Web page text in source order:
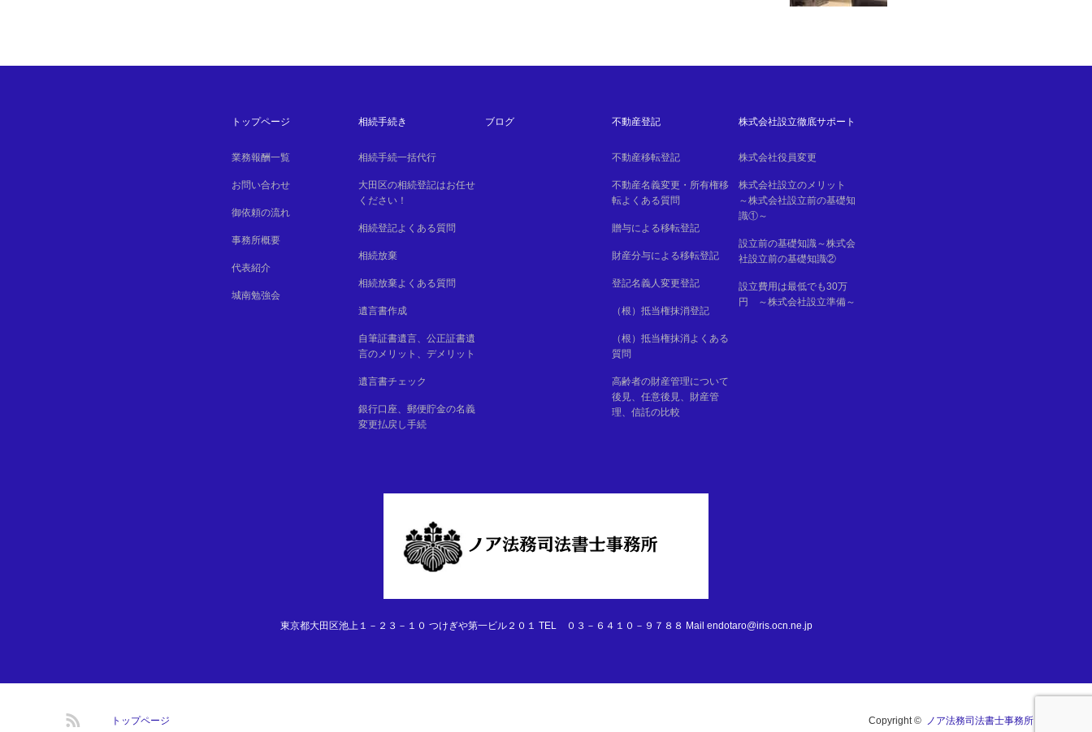
トップページ
業務報酬一覧
お問い合わせ
御依頼の流れ
事務所概要
代表紹介
城南勉強会
相続手続き
相続手続一括代行
大田区の相続登記はお任せ
ください！
相続登記よくある質問
相続放棄
相続放棄よくある質問
遺言書作成
自筆証書遺言、公正証書遺
言のメリット、デメリット
遺言書チェック
銀行口座、郵便貯金の名義
変更払戻し手続
ブログ 不動産登記
不動産移転登記
不動産名義変更・所有権移
転よくある質問
贈与による移転登記
財産分与による移転登記
登記名義人変更登記
（根）抵当権抹消登記
（根）抵当権抹消よくある
質問
高齢者の財産管理について
後見、任意後見、財産管
理、信託の比較
株式会社設立徹底サポート
株式会社役員変更
株式会社設立のメリット
～株式会社設立前の基礎知
識①～
設立前の基礎知識～株式会
社設立前の基礎知識②
設立費用は最低でも30万
円 ～株式会社設立準備～
東京都大田区池上１－２３－１０ つけぎや第一ビル２０１ TEL ０３－６４１０－９７８８ Mail endotaro@iris.ocn.ne.jp
RSSトップページ Copyright © ノア法務司法書士事務所